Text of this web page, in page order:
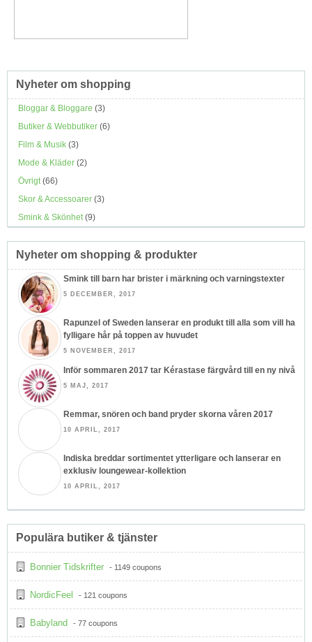
Nyheter om shopping
Bloggar & Bloggare (3)
Butiker & Webbutiker (6)
Film & Musik (3)
Mode & Kläder (2)
Övrigt (66)
Skor & Accessoarer (3)
Smink & Skönhet (9)
Nyheter om shopping & produkter
Smink till barn har brister i märkning och varningstexter
5 DECEMBER, 2017
Rapunzel of Sweden lanserar en produkt till alla som vill ha
fylligare hår på toppen av huvudet
5 NOVEMBER, 2017
Inför sommaren 2017 tar Kérastase färgvård till en ny nivå
5 MAJ, 2017
Remmar, snören och band pryder skorna våren 2017
10 APRIL, 2017
Indiska breddar sortimentet ytterligare och lanserar en
exklusiv loungewear-kollektion
10 APRIL, 2017
Populära butiker & tjänster
Bonnier Tidskrifter - 1149 coupons
NordicFeel - 121 coupons
Babyland - 77 coupons